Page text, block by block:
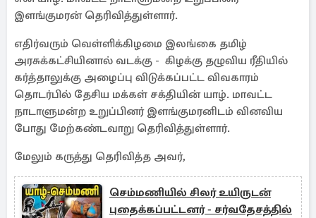
இளங்குமரன் தெரிவித்துள்ளார்.
எதிர்வரும் வெள்ளிக்கிழமை இலங்கை தமிழ்
அரசுக்கட்சியினால் வடக்கு - கிழக்கு தழுவிய ரீதியில்
கர்த்தாலுக்கு அழைப்பு விடுக்கப்பட்ட விவகாரம்
தொடர்பில் தேசிய மக்கள் சக்தியின் யாழ். மாவட்ட
நாடாளுமன்ற உறுப்பினர் இளங்குமரனிடம் வினவிய
போது மேற்கண்டவாறு தெரிவித்துள்ளார்.
மேலும் கருத்து தெரிவித்த அவர்,
செம்மணியில் சிலர் உயிருடன்
புதைக்கப்பட்டனர் - சர்வதேசத்தில்